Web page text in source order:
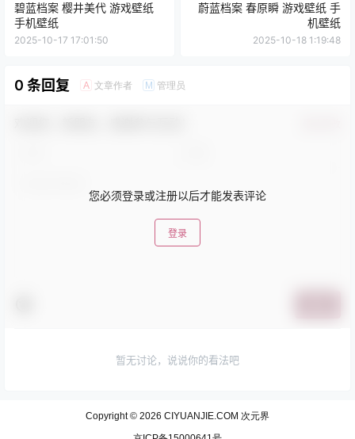
碧蓝档案 樱井美代 游戏壁纸
手机壁纸
2025-10-17 17:01:50
蔚蓝档案 春原瞬 游戏壁纸 手
机壁纸
2025-10-18 1:19:48
0 条回复 A 文章作者 M 管理员
您必须登录或注册以后才能发表评论
登录
暂无讨论，说说你的看法吧
Copyright © 2026 CIYUANJIE.COM 次元界